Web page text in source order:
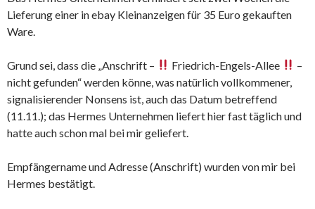
Lieferung einer in ebay Kleinanzeigen für 35 Euro gekauften
Ware.
Grund sei, dass die „Anschrift – Friedrich-Engels-Allee
–
nicht gefunden“ werden könne, was natürlich vollkommener,
signalisierender Nonsens ist, auch das Datum betreffend
(11.11.); das Hermes Unternehmen liefert hier fast täglich und
hatte auch schon mal bei mir geliefert.
Empfängername und Adresse (Anschrift) wurden von mir bei
Hermes bestätigt.